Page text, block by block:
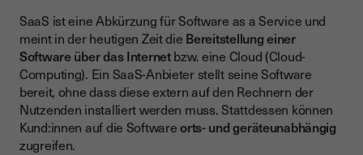
SaaS ist eine Abkürzung für Software as a Service und
meint in der heutigen Zeit die Bereitstellung einer
Software über das Internetbzw. eine Cloud (Cloud-
Computing). Ein SaaS-Anbieter stellt seine Software
bereit, ohne dass diese extern auf den Rechnern der
Nutzenden installiert werden muss. Stattdessen können
Kund:innen auf die Softwareorts- und geräteunabhängig
zugreifen.